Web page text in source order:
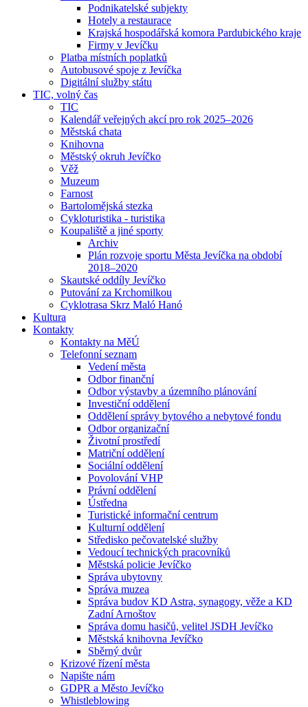
Podnikatelské subjekty
Hotely a restaurace
Krajská hospodářská komora Pardubického kraje
Firmy v Jevíčku
Platba místních poplatků
Autobusové spoje z Jevíčka
Digitální služby státu
TIC, volný čas
TIC
Kalendář veřejných akcí pro rok 2025–2026
Městská chata
Knihovna
Městský okruh Jevíčko
Věž
Muzeum
Farnost
Bartolomějská stezka
Cykloturistika - turistika
Koupaliště a jiné sporty
Archiv
Plán rozvoje sportu Města Jevíčka na období
2018–2020
Skautské oddíly Jevíčko
Putování za Krchomilkou
Cyklotrasa Skrz Maló Hanó
Kultura
Kontakty
Kontakty na MěÚ
Telefonní seznam
Vedení města
Odbor finanční
Odbor výstavby a územního plánování
Investiční oddělení
Oddělení správy bytového a nebytové fondu
Odbor organizační
Životní prostředí
Matriční oddělení
Sociální oddělení
Povolování VHP
Právní oddělení
Ústředna
Turistické informační centrum
Kulturní oddělení
Středisko pečovatelské služby
Vedoucí technických pracovníků
Městská policie Jevíčko
Správa ubytovny
Správa muzea
Správa budov KD Astra, synagogy, věže a KD
Zadní Arnoštov
Správa domu hasičů, velitel JSDH Jevíčko
Městská knihovna Jevíčko
Sběrný dvůr
Krizové řízení města
Napište nám
GDPR a Město Jevíčko
Whistleblowing